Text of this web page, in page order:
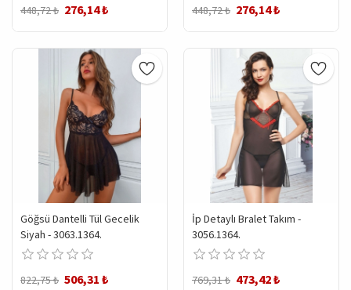
448,72 ₺ 276,14 ₺ 448,72 ₺ 276,14 ₺
Göğsü Dantelli Tül Gecelik
Siyah - 3063.1364.
822,75 ₺ 506,31 ₺
İp Detaylı Bralet Takım -
3056.1364.
769,31 ₺ 473,42 ₺